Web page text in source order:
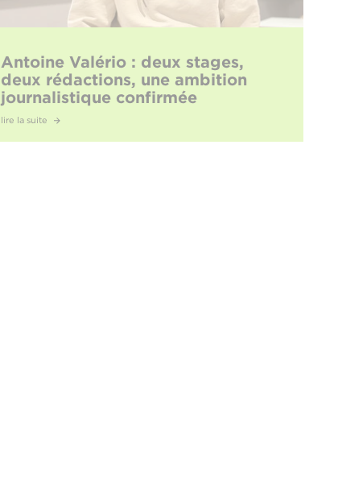
Antoine Valério : deux stages,
deux rédactions, une ambition
journalistique confirmée
lire la suite